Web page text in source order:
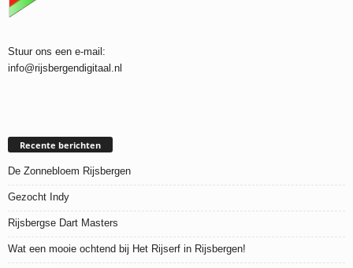
Stuur ons een e-mail:
info@rijsbergendigitaal.nl
Recente berichten
De Zonnebloem Rijsbergen
Gezocht Indy
Rijsbergse Dart Masters
Wat een mooie ochtend bij Het Rijserf in Rijsbergen!